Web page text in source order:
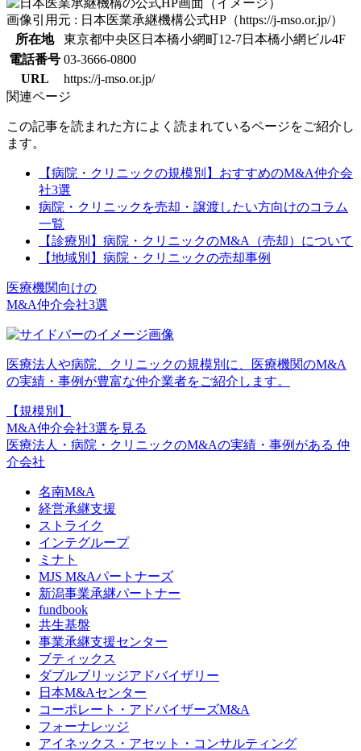
画像引用元 : 日本医業承継機構公式HP（https://j-mso.or.jp/）
所在地
東京都中央区日本橋小網町12-7日本橋小網ビル4F
電話番号 03-3666-0800
URL
https://j-mso.or.jp/
関連ページ
この記事を読まれた方によく読まれているページをご紹介し
ます。
【病院・クリニックの規模別】おすすめのM&A仲介会
社3選
病院・クリニックを売却・譲渡したい方向けのコラム
一覧
【診療別】病院・クリニックのM&A（売却）について
【地域別】病院・クリニックの売却事例
医療機関向けの
M&A仲介会社3選
医療法人や病院、クリニックの規模別に、医療機関のM&A
の実績・事例が豊富な仲介業者をご紹介します。
【規模別】
M&A仲介会社3選を見る
医療法人・病院・クリニックのM&Aの実績・事例がある 仲
介会社
名南M&A
経営承継支援
ストライク
インテグループ
ミナト
MJS M&Aパートナーズ
新潟事業承継パートナー
fundbook
共生基盤
事業承継支援センター
ブティックス
ダブルブリッジアドバイザリー
日本M&Aセンター
コーポレート・アドバイザーズM&A
フォーナレッジ
アイネックス・アセット・コンサルティング